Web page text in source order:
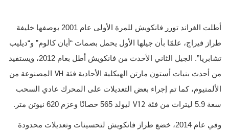
أطلت الغراند تورر فانكويش للمرة الأولى عام 2001 بوصفها خليفة
طراز فيراج، علمًا بأن جيلها الأول يحمل بصمات “أيان كالوم” و“ديليب
تشابريا”. الجيل الثاني الأحدث من فانكويش أطل بعام 2012، ويستفيد
من أحدث بنيات أستون مارتن الهيكلية الأحادية فئة
المصنوعة من
الألمنيوم، كما تم إجراء بعض التعديلات على المحرك عادي السحب
سعة 5.9 ليترات من فئة
ليولد 565 حصانًا وعزم 620 نيوتن متر .
وفي عام 2014، خضع طراز فانكويش لتحسينات وتعديلات محدودة